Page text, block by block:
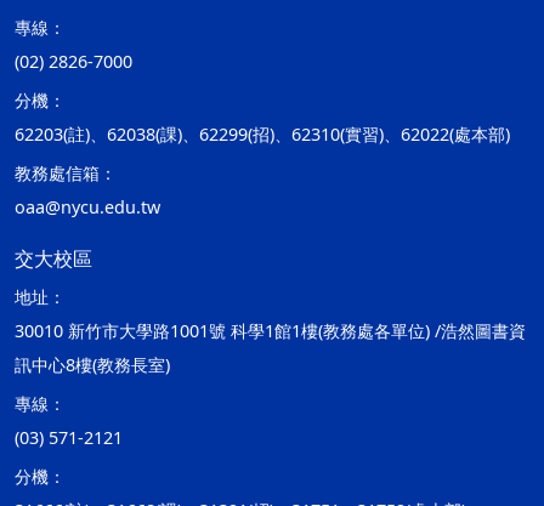
專線：
(02) 2826-7000
分機：
62203(註)、62038(課)、62299(招)、62310(實習)、62022(處本部)
教務處信箱：
oaa@nycu.edu.tw
交大校區
地址：
30010 新竹市大學路1001號 科學1館1樓(教務處各單位) /浩然圖書資
訊中心8樓(教務長室)
專線：
(03) 571-2121
分機：